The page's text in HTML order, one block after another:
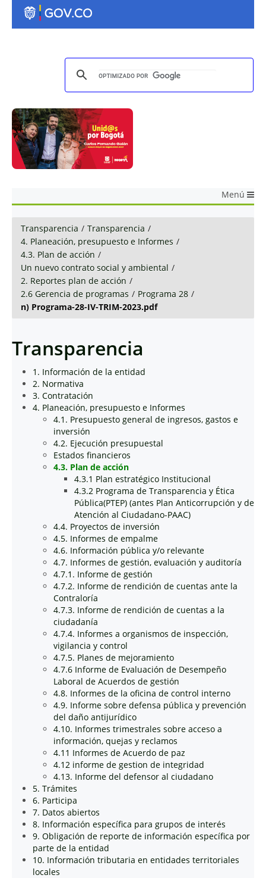
Menú
Transparencia / Transparencia /
4. Planeación, presupuesto e Informes /
4.3. Plan de acción /
Un nuevo contrato social y ambiental /
2. Reportes plan de acción /
2.6 Gerencia de programas / Programa 28 /
n) Programa-28-IV-TRIM-2023.pdf
Transparencia
1. Información de la entidad
2. Normativa
3. Contratación
4. Planeación, presupuesto e Informes
4.1. Presupuesto general de ingresos, gastos e
inversión
4.2. Ejecución presupuestal
Estados financieros
4.3. Plan de acción
4.3.1 Plan estratégico Institucional
4.3.2 Programa de Transparencia y Ética
Pública(PTEP) (antes Plan Anticorrupción y de
Atención al Ciudadano-PAAC)
4.4. Proyectos de inversión
4.5. Informes de empalme
4.6. Información pública y/o relevante
4.7. Informes de gestión, evaluación y auditoría
4.7.1. Informe de gestión
4.7.2. Informe de rendición de cuentas ante la
Contraloría
4.7.3. Informe de rendición de cuentas a la
ciudadanía
4.7.4. Informes a organismos de inspección,
vigilancia y control
4.7.5. Planes de mejoramiento
4.7.6 Informe de Evaluación de Desempeño
Laboral de Acuerdos de gestión
4.8. Informes de la oficina de control interno
4.9. Informe sobre defensa pública y prevención
del daño antijurídico
4.10. Informes trimestrales sobre acceso a
información, quejas y reclamos
4.11 Informes de Acuerdo de paz
4.12 informe de gestion de integridad
4.13. Informe del defensor al ciudadano
5. Trámites
6. Participa
7. Datos abiertos
8. Información específica para grupos de interés
9. Obligación de reporte de información específica por
parte de la entidad
10. Información tributaria en entidades territoriales
locales